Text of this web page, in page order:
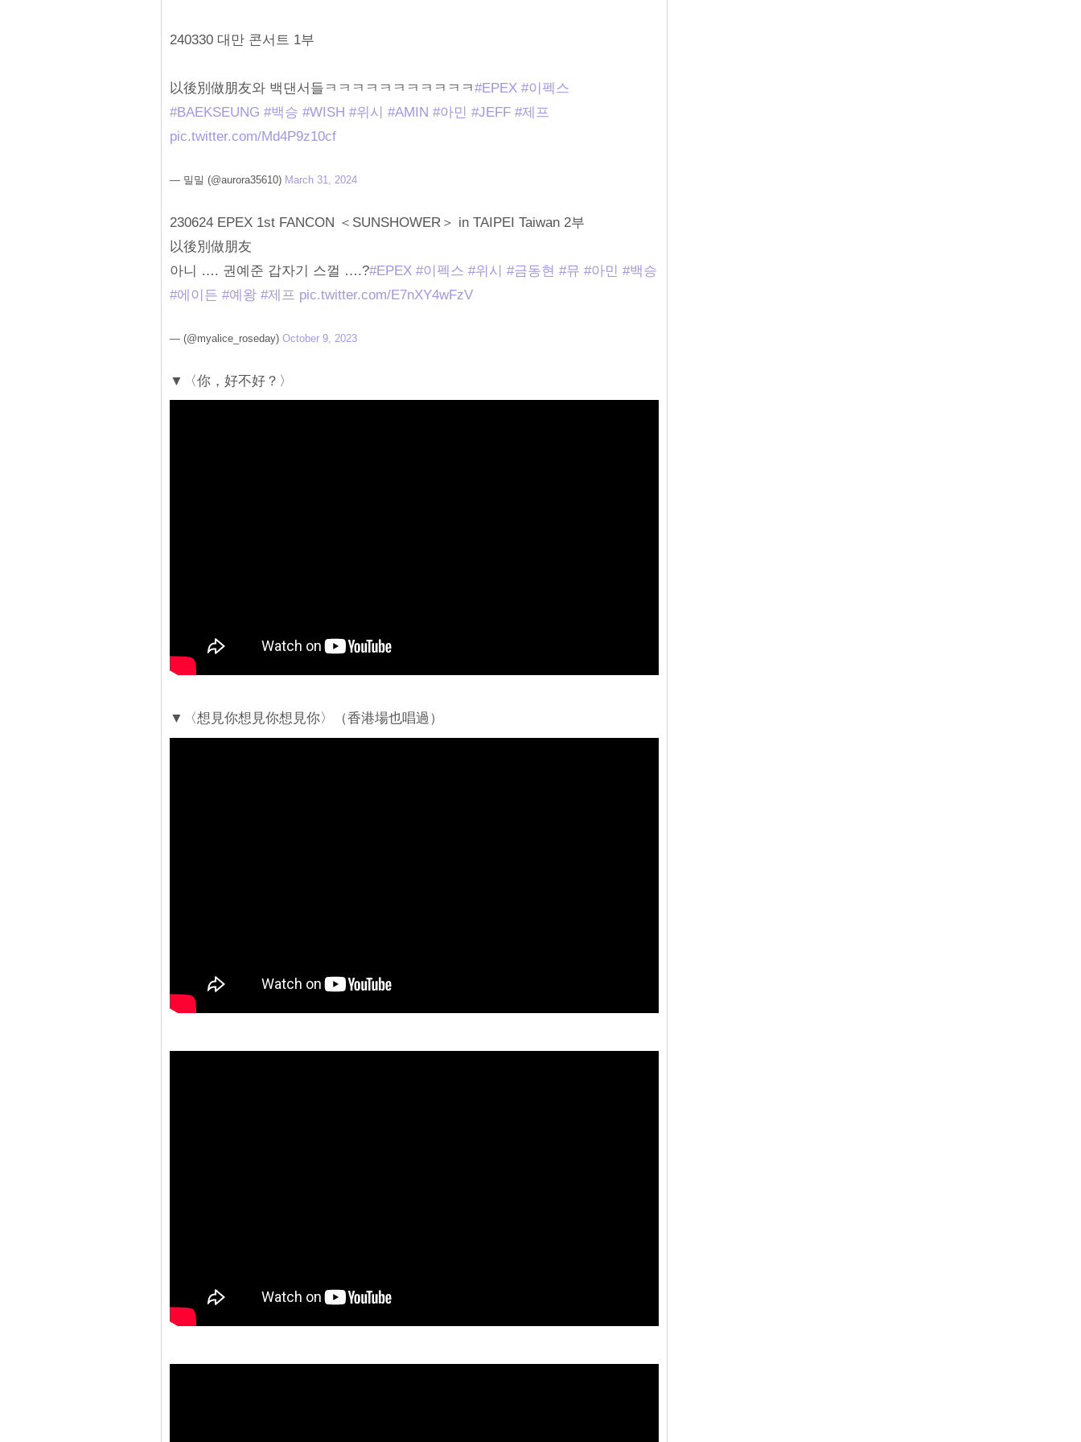
240330 대만 콘서트 1부
以後別做朋友와 백댄서들ㅋㅋㅋㅋㅋㅋㅋㅋㅋㅋㅋ#EPEX #이펙스
#BAEKSEUNG #백승 #WISH #위시 #AMIN #아민 #JEFF #제프
pic.twitter.com/Md4P9z10cf
— 밀밀 (@aurora35610) March 31, 2024
230624 EPEX 1st FANCON ＜SUNSHOWER＞ in TAIPEI Taiwan 2부
以後別做朋友
아니 …. 권예준 갑자기 스껄 ….?#EPEX #이펙스 #위시 #금동현 #뮤 #아민 #백승
#에이든 #예왕 #제프 pic.twitter.com/E7nXY4wFzV
— (@myalice_roseday) October 9, 2023
▼〈你，好不好？〉
▼〈想見你想見你想見你〉（香港場也唱過）